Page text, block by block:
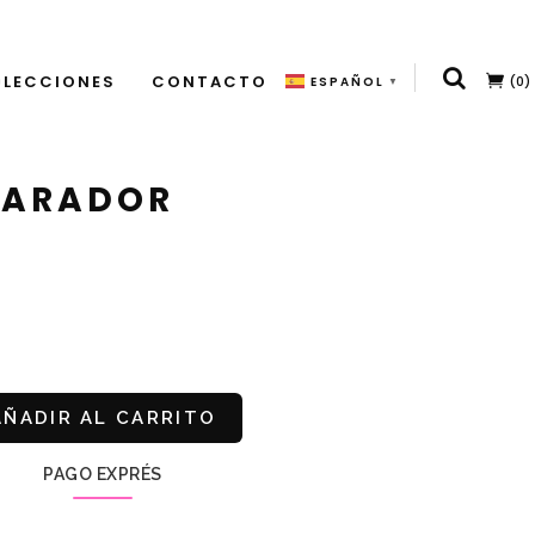
CONTACTO ESPAÑOL ▼ (0)
AL CARRITO
PAGO EXPRÉS